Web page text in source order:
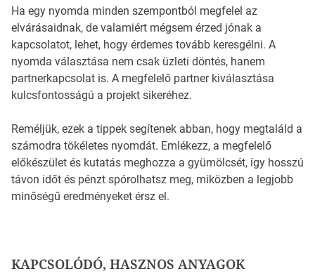
Ha egy nyomda minden szempontból megfelel az
elvárásaidnak, de valamiért mégsem érzed jónak a
kapcsolatot, lehet, hogy érdemes tovább keresgélni. A
nyomda választása nem csak üzleti döntés, hanem
partnerkapcsolat is. A megfelelő partner kiválasztása
kulcsfontosságú a projekt sikeréhez.
Reméljük, ezek a tippek segítenek abban, hogy megtaláld a
számodra tökéletes nyomdát. Emlékezz, a megfelelő
előkészület és kutatás meghozza a gyümölcsét, így hosszú
távon időt és pénzt spórolhatsz meg, miközben a legjobb
minőségű eredményeket érsz el.
KAPCSOLÓDÓ, HASZNOS ANYAGOK